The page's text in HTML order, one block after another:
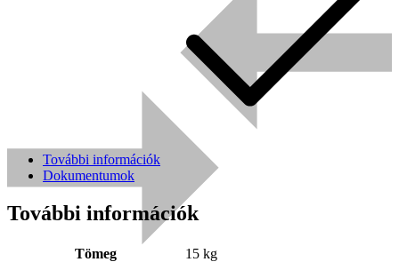
További információk
Dokumentumok
További információk
Tömeg 15 kg